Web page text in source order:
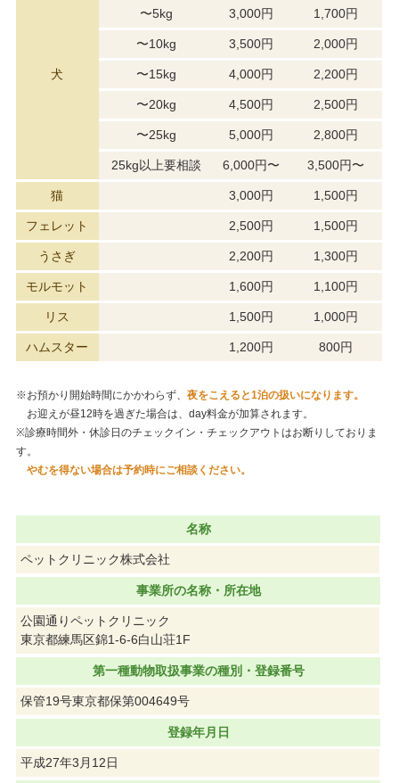
犬
〜5kg 3,000円 1,700円
〜10kg 3,500円 2,000円
〜15kg 4,000円 2,200円
〜20kg 4,500円 2,500円
〜25kg 5,000円 2,800円
25kg以上要相談 6,000円〜 3,500円〜
猫 3,000円 1,500円
フェレット 2,500円 1,500円
うさぎ 2,200円 1,300円
モルモット 1,600円 1,100円
リス 1,500円 1,000円
ハムスター 1,200円 800円
※お預かり開始時間にかかわらず、 夜をこえると1泊の扱いになります。
お迎えが昼12時を過ぎた場合は、day料金が加算されます。
※診療時間外・休診日のチェックイン・チェックアウトはお断りしておりま
す。
やむを得ない場合は予約時にご相談ください。
名称
ペットクリニック株式会社
事業所の名称・所在地
公園通りペットクリニック
東京都練馬区錦1-6-6白山荘1F
第一種動物取扱事業の種別・登録番号
保管19号東京都保第004649号
登録年月日
平成27年3月12日